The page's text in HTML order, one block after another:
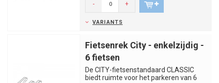
- +
VARIANTS
Fietsenrek City - enkelzijdig -
6 fietsen
De CITY-fietsenstandaard CLASSIC
biedt ruimte voor het parkeren van 6